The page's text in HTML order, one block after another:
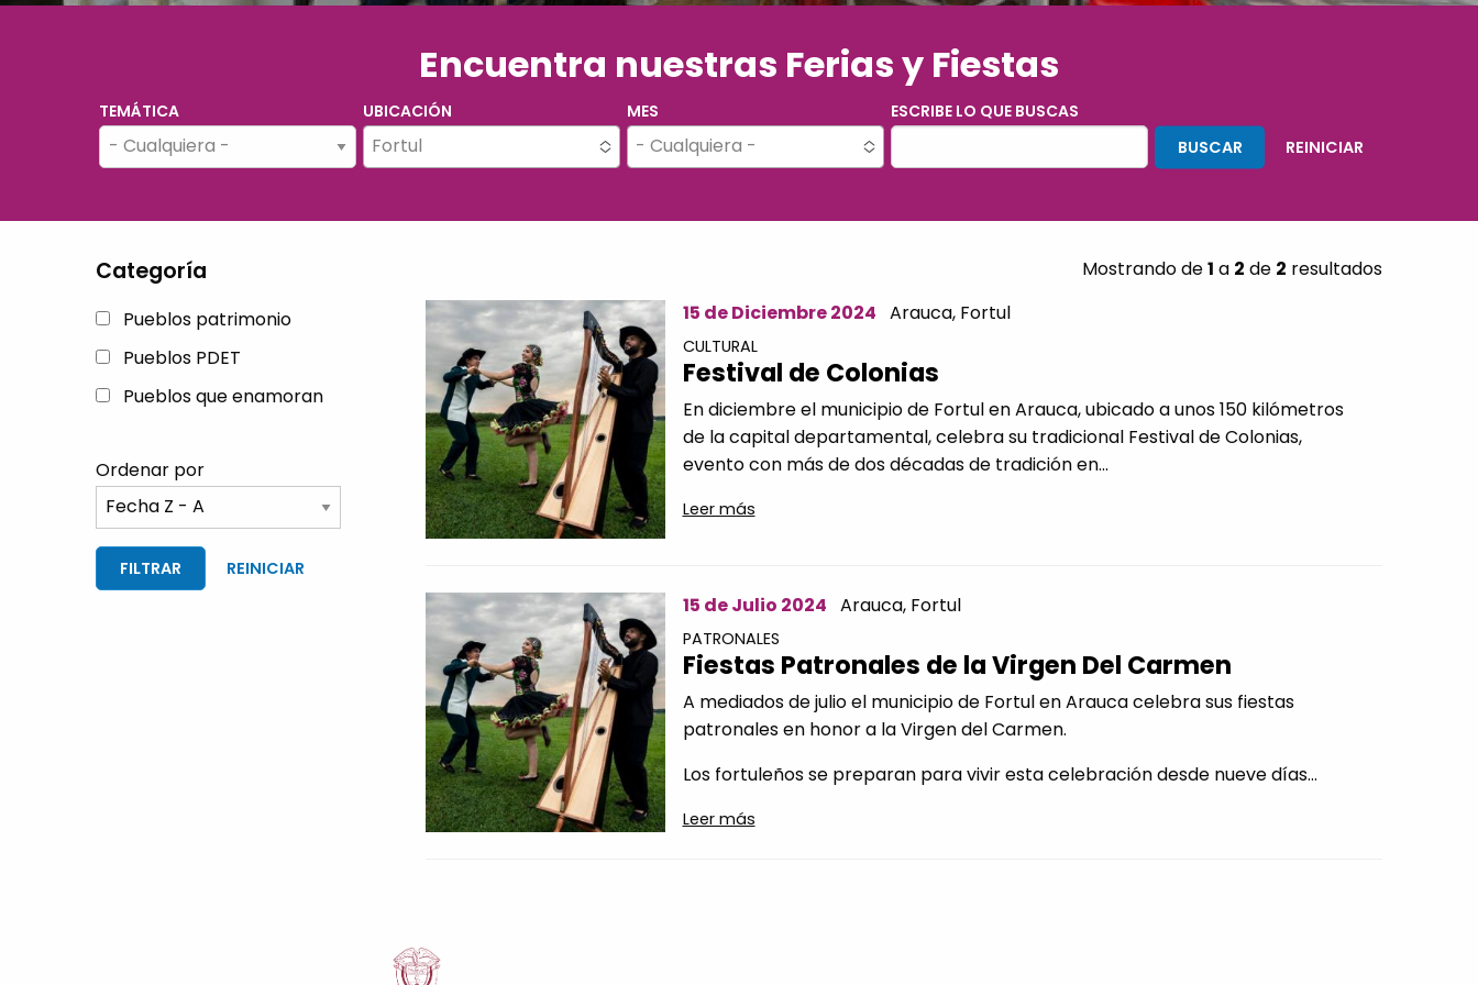
Encuentra nuestras Ferias y Fiestas
TEMÁTICA UBICACIÓN
Fortul
MES
- Cualquiera -
ESCRIBE LO QUE BUSCAS
Mostrando de1 a 2 de 2 resultados
15 de Diciembre 2024 Arauca, Fortul
CULTURAL
Festival de Colonias
En diciembre el municipio de Fortul en Arauca, ubicado a unos 150 kilómetros
de la capital departamental, celebra su tradicional Festival de Colonias,
evento con más de dos décadas de tradición en...
Leer más
15 de Julio 2024 Arauca, Fortul
PATRONALES
Fiestas Patronales de la Virgen Del Carmen
A mediados de julio el municipio de Fortul en Arauca celebra sus fiestas
patronales en honor a la Virgen del Carmen.
Los fortuleños se preparan para vivir esta celebración desde nueve días...
Leer más
Categoría
Pueblos patrimonio
Pueblos PDET
Pueblos que enamoran
Ordenar por